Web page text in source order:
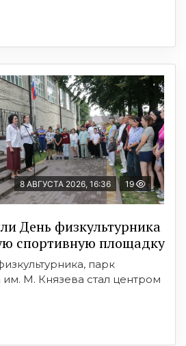
8 АВГУСТА 2026, 16:36 19
День физкультурника
спортивную площадку
парк
им. М. Князева стал центром